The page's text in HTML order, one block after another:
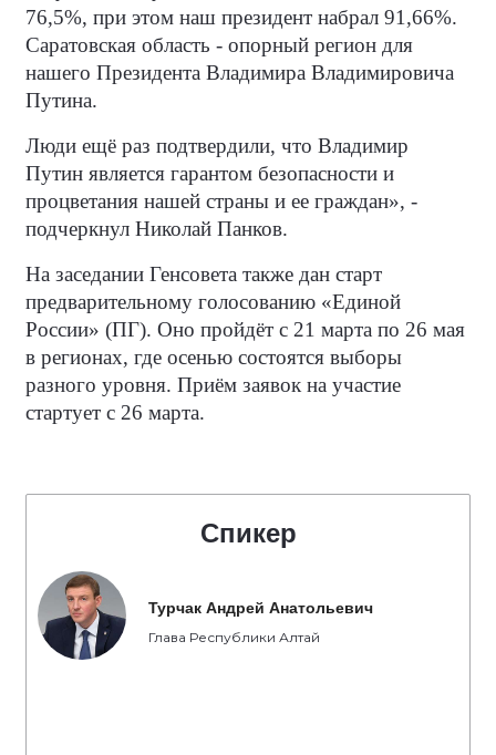
76,5%, при этом наш президент набрал 91,66%.
Саратовская область - опорный регион для
нашего Президента Владимира Владимировича
Путина.
Люди ещё раз подтвердили, что Владимир
Путин является гарантом безопасности и
процветания нашей страны и ее граждан», -
подчеркнул Николай Панков.
На заседании Генсовета также дан старт
предварительному голосованию «Единой
России» (ПГ). Оно пройдёт с 21 марта по 26 мая
в регионах, где осенью состоятся выборы
разного уровня. Приём заявок на участие
стартует с 26 марта.
Спикер
Турчак Андрей Анатольевич
Глава Республики Алтай